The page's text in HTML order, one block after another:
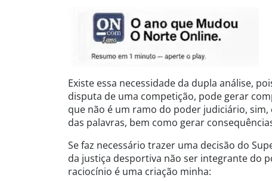
Existe essa necessidade da dupla análise,
disputa de uma competição, pode gerar
que não é um ramo do poder judiciário,
das palavras, bem como gerar
Se faz necessário trazer uma decisão do
da justiça desportiva não ser integrante do
raciocínio é uma criação minha: